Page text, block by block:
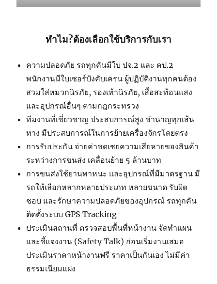
ทำไม?ต้องเลือกใช้บริการกับเรา
ความปลอดภัย รถทุกคันมีใบ ปจ.2 และ คป.2
พนักงานมีใบเซอร์บังคับเครน ผู้ปฏิบัติงานทุกคนต้อง
สวมใส่หมวกนิรภัย, รองเท้านิรภัย, เสื้อสะท้อนแสง
และอุปกรณ์อื่นๆ ตามกฎกระทรวง
ทีมงานที่เชี่ยวชาญ ประสบการณ์สูง ชำนาญทุกเส้น
ทาง มีประสบการณ์ในการย้ายเครื่องจักรโดยตรง
การรับประกัน จ่ายค่าชดเชยความเสียหายของสินค้า
ระหว่างการขนส่ง เคลื่อนย้าย 5 ล้านบาท
การขนส่งใช้ยานพาหนะ และอุปกรณ์ที่มีมาตรฐาน มี
รถให้เลือกหลากหลายประเภท หลายขนาด รับผิด
ชอบ และรักษาความปลอดภัยของอุปกรณ์ รถทุกคัน
ติดตั้งระบบ GPS Tracking
ประเมินสถานที่ ตรวจสอบพื้นที่หน้างาน จัดทำแผน
และชี้แจงงาน (Safety Talk) ก่อนเริ่มงานเสมอ
ประเมินราคาหน้างานฟรี ราคาเป็นกันเอง ไม่มีค่า
ธรรมเนียมแฝง